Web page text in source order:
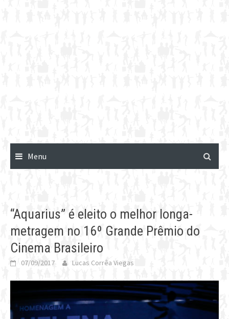
Menu
“Aquarius” é eleito o melhor longa-
metragem no 16º Grande Prêmio do
Cinema Brasileiro
07/09/2017 Lucas Corrêa Viegas